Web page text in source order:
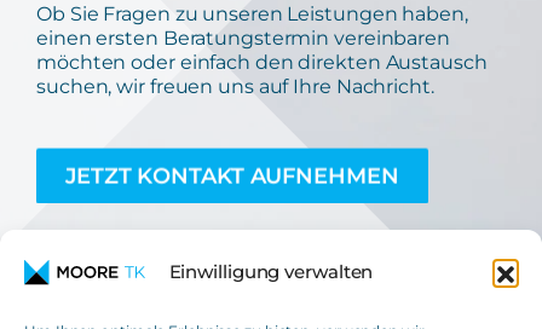
Einwilligung verwalten
Ob Sie Fragen zu unseren Leistungen haben,
einen ersten Beratungstermin vereinbaren
möchten oder einfach den direkten Austausch
suchen, wir freuen uns auf Ihre Nachricht.
JETZT KONTAKT AUFNEHMEN